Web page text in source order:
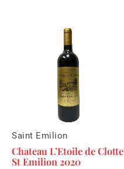
Saint Emilion
Chateau L’Etoile de Clotte
St Emilion 2020